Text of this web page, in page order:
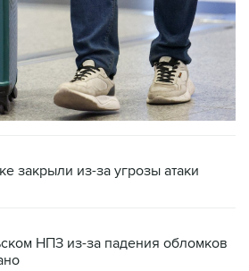
закрыли из-за угрозы атаки
НПЗ из-за падения обломков